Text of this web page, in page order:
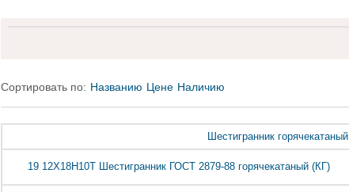
Сортировать по: Названию Цене Наличию
Шестигранник горячекатаный
19 12Х18Н10Т Шестигранник ГОСТ 2879-88 горячекатаный (КГ)